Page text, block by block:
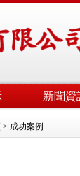
新聞資
> 成功案例